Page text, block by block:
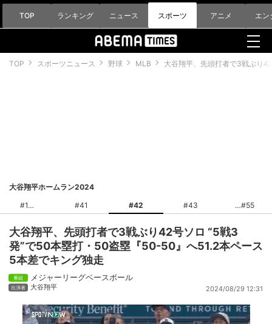
TOP ランキング ニュース スポーツ アニメ エン
TOP スポーツニュース 野球 MLB 大谷翔平、先頭打者で3戦ぶり
大谷翔平ホームラン2024
#1
#41 #42 #43 #55
大谷翔平、先頭打者で3戦ぶり42号ソロ “5戦3
発”で50本塁打・50盗塁『50-50』へ51.2本ペース
5本差でキング独走
メジャーリーグベースボール
大谷翔平 2024/08/29 12:31